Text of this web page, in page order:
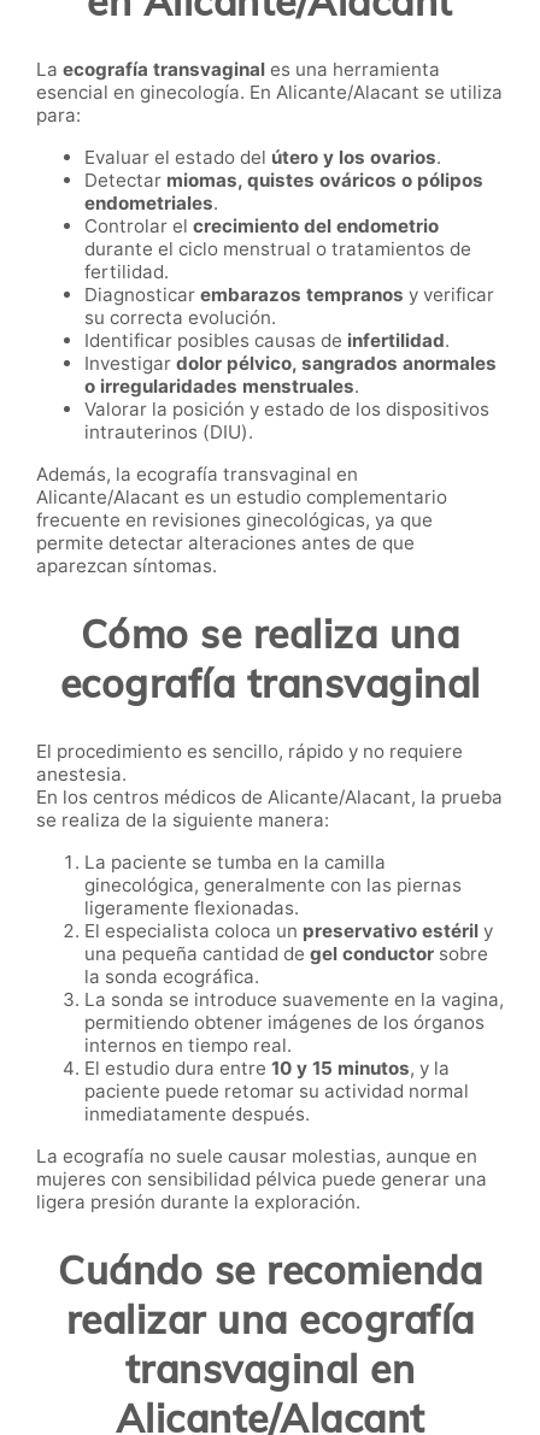
La ecografía transvaginal es una herramienta
esencial en ginecología. En Alicante/Alacant se utiliza
para:
Evaluar el estado del útero y los ovarios.
Detectar miomas, quistes ováricos o pólipos
endometriales.
Controlar el crecimiento del endometrio
durante el ciclo menstrual o tratamientos de
fertilidad.
Diagnosticar embarazos tempranos y verificar
su correcta evolución.
Identificar posibles causas de infertilidad.
Investigar dolor pélvico, sangrados anormales
o irregularidades menstruales.
Valorar la posición y estado de los dispositivos
intrauterinos (DIU).
Además, la ecografía transvaginal en
Alicante/Alacant es un estudio complementario
frecuente en revisiones ginecológicas, ya que
permite detectar alteraciones antes de que
aparezcan síntomas.
Cómo se realiza una
ecografía transvaginal
El procedimiento es sencillo, rápido y no requiere
anestesia.
En los centros médicos de Alicante/Alacant, la prueba
se realiza de la siguiente manera:
La paciente se tumba en la camilla
ginecológica, generalmente con las piernas
ligeramente flexionadas.
El especialista coloca un preservativo estéril y
una pequeña cantidad de gel conductor sobre
la sonda ecográfica.
La sonda se introduce suavemente en la vagina,
permitiendo obtener imágenes de los órganos
internos en tiempo real.
El estudio dura entre 10 y 15 minutos, y la
paciente puede retomar su actividad normal
inmediatamente después.
La ecografía no suele causar molestias, aunque en
mujeres con sensibilidad pélvica puede generar una
ligera presión durante la exploración.
Cuándo se recomienda
realizar una ecografía
transvaginal en
Alicante/Alacant